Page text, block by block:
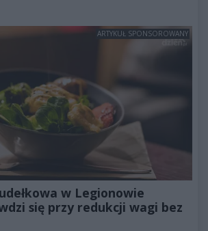
ARTYKUŁ SPONSOROWANY
w Legionowie
się przy redukcji wagi bez